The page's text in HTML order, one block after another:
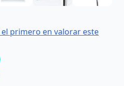
primero en valorar este